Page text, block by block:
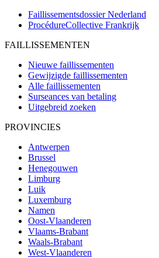
Faillissementsdossier Nederland
ProcédureCollective Frankrijk
FAILLISSEMENTEN
Nieuwe faillissementen
Gewijzigde faillissementen
Alle faillissementen
Surseances van betaling
Uitgebreid zoeken
PROVINCIES
Antwerpen
Brussel
Henegouwen
Limburg
Luik
Luxemburg
Namen
Oost-Vlaanderen
Vlaams-Brabant
Waals-Brabant
West-Vlaanderen